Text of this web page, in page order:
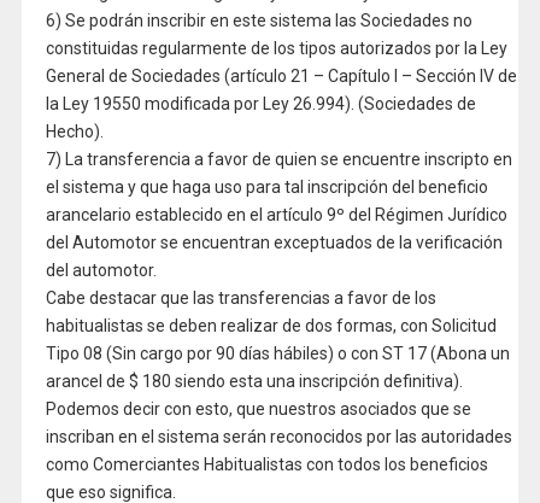
6) Se podrán inscribir en este sistema las Sociedades no
constituidas regularmente de los tipos autorizados por la Ley
General de Sociedades (artículo 21 – Capítulo I – Sección IV de
la Ley 19550 modificada por Ley 26.994). (Sociedades de
Hecho).
7) La transferencia a favor de quien se encuentre inscripto en
el sistema y que haga uso para tal inscripción del beneficio
arancelario establecido en el artículo 9º del Régimen Jurídico
del Automotor se encuentran exceptuados de la verificación
del automotor.
Cabe destacar que las transferencias a favor de los
habitualistas se deben realizar de dos formas, con Solicitud
Tipo 08 (Sin cargo por 90 días hábiles) o con ST 17 (Abona un
arancel de $ 180 siendo esta una inscripción definitiva).
Podemos decir con esto, que nuestros asociados que se
inscriban en el sistema serán reconocidos por las autoridades
como Comerciantes Habitualistas con todos los beneficios
que eso significa.